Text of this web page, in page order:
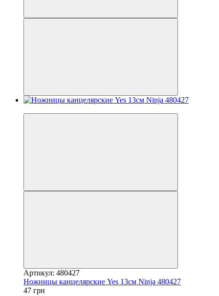
Артикул: 480427
Ножницы канцелярские Yes 13см Ninja 480427
47 грн